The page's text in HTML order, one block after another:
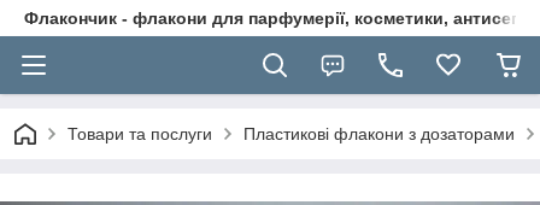
Флакончик - флакони для парфумерії, косметики,
Товари та послуги Пластикові флакони з дозаторами